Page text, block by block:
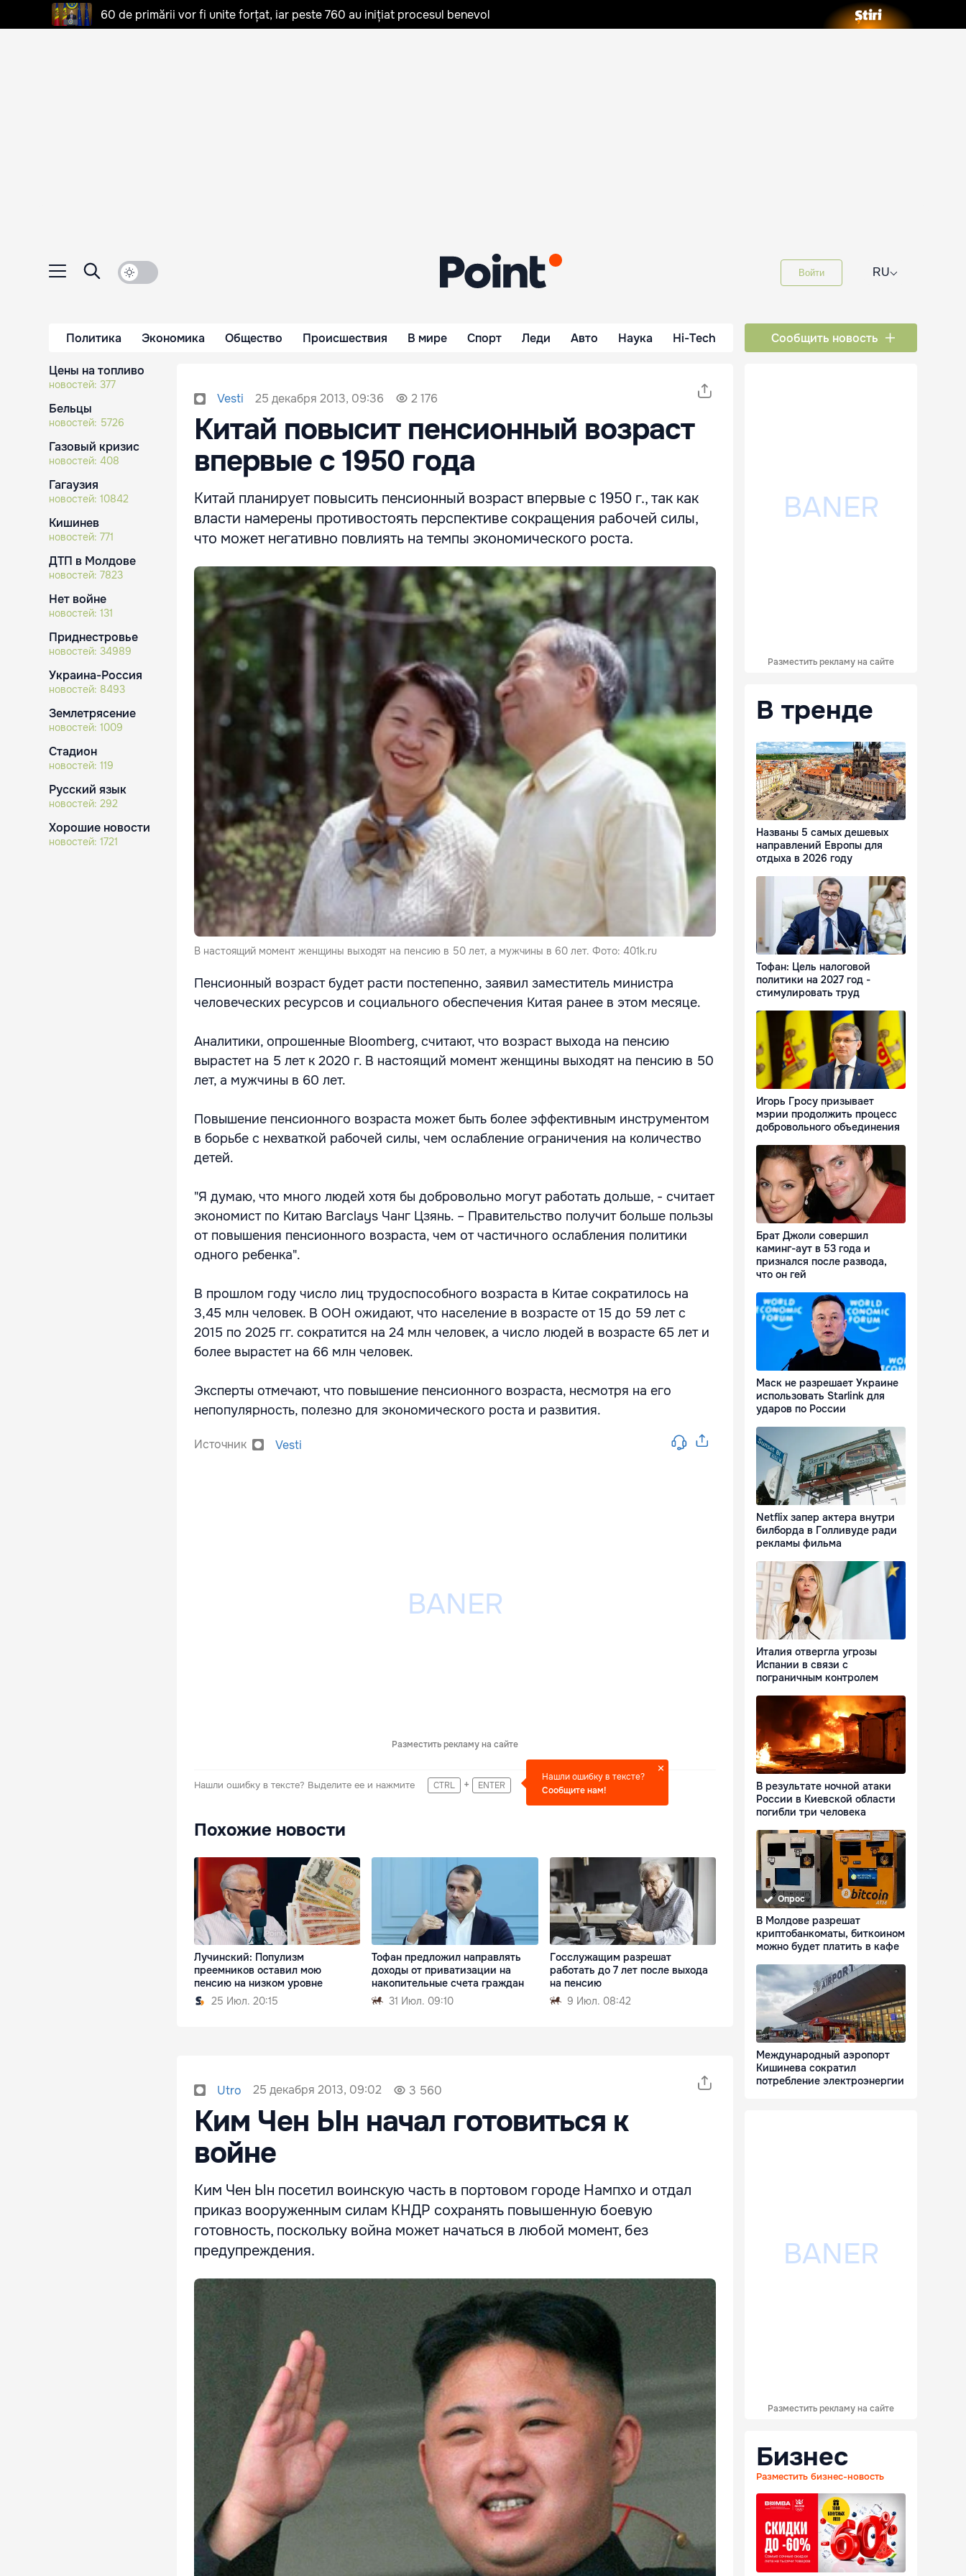
60 de primării vor fi unite forțat, iar peste 760 au inițiat procesul benevol
Войти RU⌵
Политика Экономика Общество Происшествия В мире Спорт Леди Авто Наука Hi-Tech Сообщить новость
Цены на топливо
новостей: 377
Бельцы
новостей: 5726
Газовый кризис
новостей: 408
Гагаузия
новостей: 10842
Кишинев
новостей: 771
ДТП в Молдове
новостей: 7823
Нет войне
новостей: 131
Приднестровье
новостей: 34989
Украина-Россия
новостей: 8493
Землетрясение
новостей: 1009
Стадион
новостей: 119
Русский язык
новостей: 292
Хорошие новости
новостей: 1721
Vesti 25 декабря 2013, 09:36 2 176
Китай повысит пенсионный возраст
впервые с 1950 года
Китай планирует повысить пенсионный возраст впервые с 1950 г., так как
власти намерены противостоять перспективе сокращения рабочей силы,
что может негативно повлиять на темпы экономического роста.
В настоящий момент женщины выходят на пенсию в 50 лет, а мужчины в 60 лет. Фото: 401k.ru
Пенсионный возраст будет расти постепенно, заявил заместитель министра
человеческих ресурсов и социального обеспечения Китая ранее в этом месяце.
Аналитики, опрошенные Bloomberg, считают, что возраст выхода на пенсию
вырастет на 5 лет к 2020 г. В настоящий момент женщины выходят на пенсию в 50
лет, а мужчины в 60 лет.
Повышение пенсионного возраста может быть более эффективным инструментом
в борьбе с нехваткой рабочей силы, чем ослабление ограничения на количество
детей.
"Я думаю, что много людей хотя бы добровольно могут работать дольше, - считает
экономист по Китаю Barclays Чанг Цзянь. – Правительство получит больше пользы
от повышения пенсионного возраста, чем от частичного ослабления политики
одного ребенка".
В прошлом году число лиц трудоспособного возраста в Китае сократилось на
3,45 млн человек. В ООН ожидают, что население в возрасте от 15 до 59 лет с
2015 по 2025 гг. сократится на 24 млн человек, а число людей в возрасте 65 лет и
более вырастет на 66 млн человек.
Эксперты отмечают, что повышение пенсионного возраста, несмотря на его
непопулярность, полезно для экономического роста и развития.
Источник Vesti
Разместить рекламу на сайте
Нашли ошибку в тексте? Выделите ее и нажмите CTRL + ENTER
Нашли ошибку в тексте?
Сообщите нам!
Похожие новости
Лучинский: Популизм
преемников оставил мою
пенсию на низком уровне
25 Июл. 20:15
Тофан предложил направлять
доходы от приватизации на
накопительные счета граждан
31 Июл. 09:10
Госслужащим разрешат
работать до 7 лет после выхода
на пенсию
9 Июл. 08:42
Utro 25 декабря 2013, 09:02 3 560
Ким Чен Ын начал готовиться к
войне
Ким Чен Ын посетил воинскую часть в портовом городе Нампхо и отдал
приказ вооруженным силам КНДР сохранять повышенную боевую
готовность, поскольку война может начаться в любой момент, без
предупреждения.
Разместить рекламу на сайте
В тренде
Названы 5 самых дешевых
направлений Европы для
отдыха в 2026 году
Тофан: Цель налоговой
политики на 2027 год -
стимулировать труд
Игорь Гросу призывает
мэрии продолжить процесс
добровольного объединения
Брат Джоли совершил
каминг-аут в 53 года и
признался после развода,
что он гей
Маск не разрешает Украине
использовать Starlink для
ударов по России
Netflix запер актера внутри
билборда в Голливуде ради
рекламы фильма
Италия отвергла угрозы
Испании в связи с
пограничным контролем
В результате ночной атаки
России в Киевской области
погибли три человека
Опрос
В Молдове разрешат
криптобанкоматы, биткоином
можно будет платить в кафе
Международный аэропорт
Кишинева сократил
потребление электроэнергии
Разместить рекламу на сайте
Бизнес
Разместить бизнес-новость